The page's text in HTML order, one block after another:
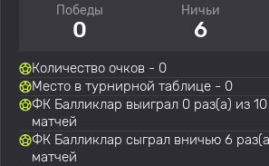
Победы
0
Ничьи
6
Количество очков - 0
Место в турнирной таблице - 0
ФК Балликлар выиграл 0 раз(а) из
матчей
ФК Балликлар сыграл вничью 6
матчей